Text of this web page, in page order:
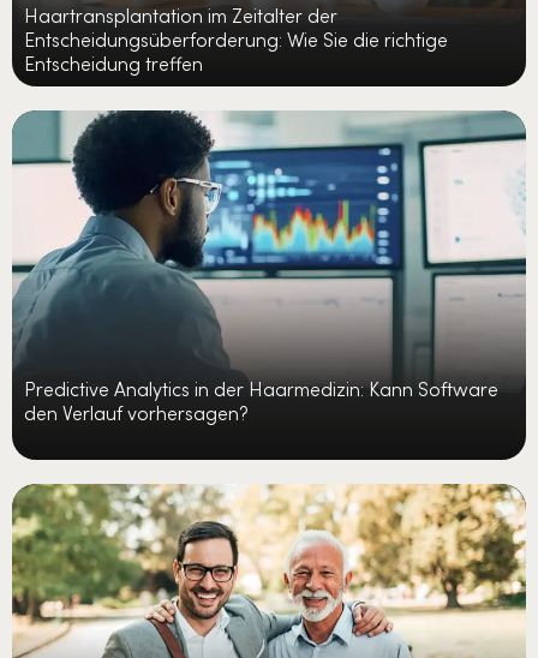
Haartransplantation im Zeitalter der
Entscheidungsüberforderung: Wie Sie die richtige
Entscheidung treffen
Predictive Analytics in der Haarmedizin: Kann Software
den Verlauf vorhersagen?